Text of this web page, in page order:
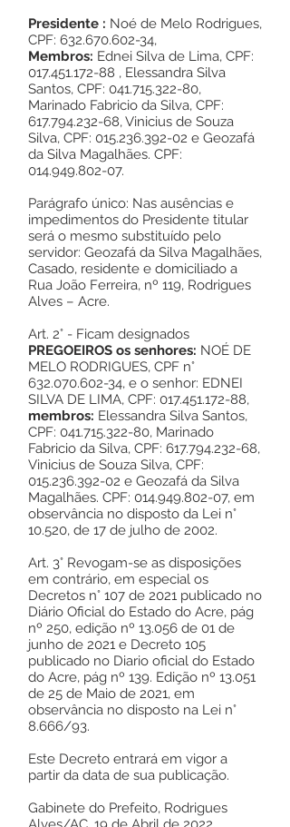
Presidente : Noé de Melo Rodrigues,
CPF: 632.670.602-34,
Membros: Ednei Silva de Lima, CPF:
017.451.172-88 , Elessandra Silva
Santos, CPF: 041.715.322-80,
Marinado Fabricio da Silva, CPF:
617.794.232-68, Vinicius de Souza
Silva, CPF: 015.236.392-02 e Geozafá
da Silva Magalhães. CPF:
014.949.802-07.
Parágrafo único: Nas ausências e
impedimentos do Presidente titular
será o mesmo substituído pelo
servidor: Geozafá da Silva Magalhães,
Casado, residente e domiciliado a
Rua João Ferreira, nº 119, Rodrigues
Alves – Acre.
Art. 2° - Ficam designados
PREGOEIROS os senhores: NOÉ DE
MELO RODRIGUES, CPF n°
632.070.602-34, e o senhor: EDNEI
SILVA DE LIMA, CPF: 017.451.172-88,
membros: Elessandra Silva Santos,
CPF: 041.715.322-80, Marinado
Fabricio da Silva, CPF: 617.794.232-68,
Vinicius de Souza Silva, CPF:
015.236.392-02 e Geozafá da Silva
Magalhães. CPF: 014.949.802-07, em
observância no disposto da Lei n°
10.520, de 17 de julho de 2002.
Art. 3° Revogam-se as disposições
em contrário, em especial os
Decretos n° 107 de 2021 publicado no
Diário Oficial do Estado do Acre, pág
nº 250, edição nº 13.056 de 01 de
junho de 2021 e Decreto 105
publicado no Diario oficial do Estado
do Acre, pág nº 139. Edição nº 13.051
de 25 de Maio de 2021, em
observância no disposto na Lei n°
8.666/93.
Este Decreto entrará em vigor a
partir da data de sua publicação.
Gabinete do Prefeito, Rodrigues